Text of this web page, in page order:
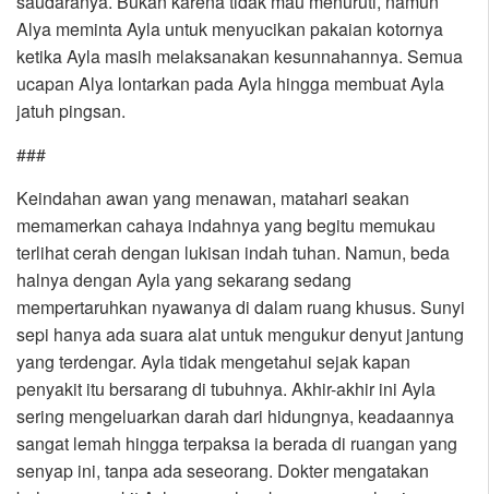
Alya meminta Ayla untuk menyucikan pakaian kotornya
ketika Ayla masih melaksanakan kesunnahannya. Semua
ucapan Alya lontarkan pada Ayla hingga membuat Ayla
jatuh pingsan.
###
Keindahan awan yang menawan, matahari seakan
memamerkan cahaya indahnya yang begitu memukau
terlihat cerah dengan lukisan indah tuhan. Namun, beda
halnya dengan Ayla yang sekarang sedang
mempertaruhkan nyawanya di dalam ruang khusus. Sunyi
sepi hanya ada suara alat untuk mengukur denyut jantung
yang terdengar. Ayla tidak mengetahui sejak kapan
penyakit itu bersarang di tubuhnya. Akhir-akhir ini Ayla
sering mengeluarkan darah dari hidungnya, keadaannya
sangat lemah hingga terpaksa ia berada di ruangan yang
senyap ini, tanpa ada seseorang. Dokter mengatakan